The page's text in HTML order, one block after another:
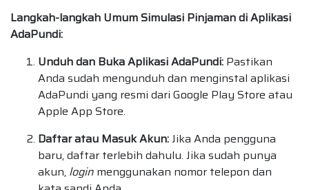
Langkah-langkah Umum Simulasi Pinjaman di Aplikasi
AdaPundi:
Unduh dan Buka Aplikasi AdaPundi: Pastikan
Anda sudah mengunduh dan menginstal aplikasi
AdaPundi yang resmi dari Google Play Store atau
Apple App Store.
Daftar atau Masuk Akun:Jika Anda pengguna
baru, daftar terlebih dahulu. Jika sudah punya
akun, login menggunakan nomor telepon dan